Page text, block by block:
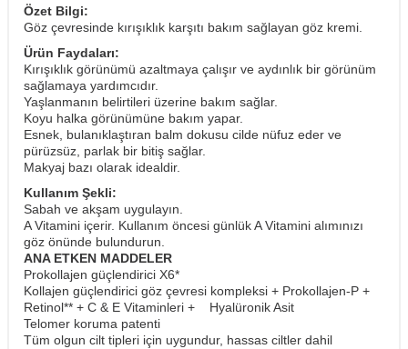
Özet Bilgi:
Göz çevresinde kırışıklık karşıtı bakım sağlayan göz kremi.
Ürün Faydaları:
Kırışıklık görünümü azaltmaya çalışır ve aydınlık bir görünüm
sağlamaya yardımcıdır.
Yaşlanmanın belirtileri üzerine bakım sağlar.
Koyu halka görünümüne bakım yapar.
Esnek, bulanıklaştıran balm dokusu cilde nüfuz eder ve
pürüzsüz, parlak bir bitiş sağlar.
Makyaj bazı olarak idealdir.
Kullanım Şekli:
Sabah ve akşam uygulayın.
A Vitamini içerir. Kullanım öncesi günlük A Vitamini alımınızı
göz önünde bulundurun.
ANA ETKEN MADDELER
Prokollajen güçlendirici X6*
Kollajen güçlendirici göz çevresi kompleksi + Prokollajen-P +
Retinol** + C & E Vitaminleri + Hyalüronik Asit
Telomer koruma patenti
Tüm olgun cilt tipleri için uygundur, hassas ciltler dahil